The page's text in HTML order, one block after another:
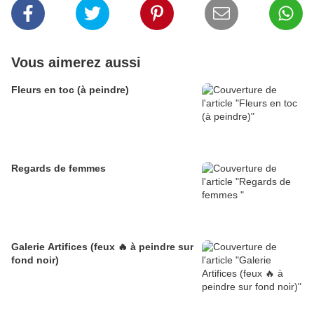
Vous aimerez aussi
Fleurs en toc (à peindre)
Regards de femmes
Galerie Artifices (feux 🔥 à peindre sur
fond noir)